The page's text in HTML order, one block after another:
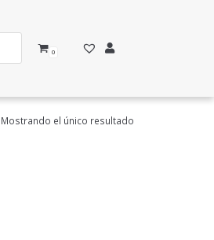
0
Mostrando el único resultado